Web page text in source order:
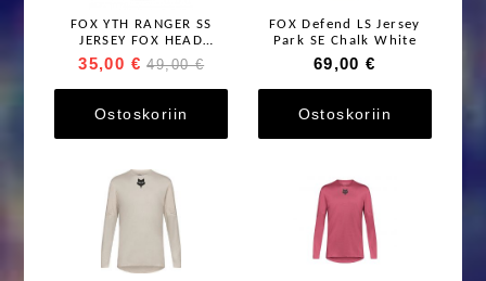
FOX YTH RANGER SS
JERSEY FOX HEAD
Bronze
35,00 € 49,00 €
Ostoskoriin
FOX Defend LS Jersey
Park SE Chalk White
69,00 €
Ostoskoriin